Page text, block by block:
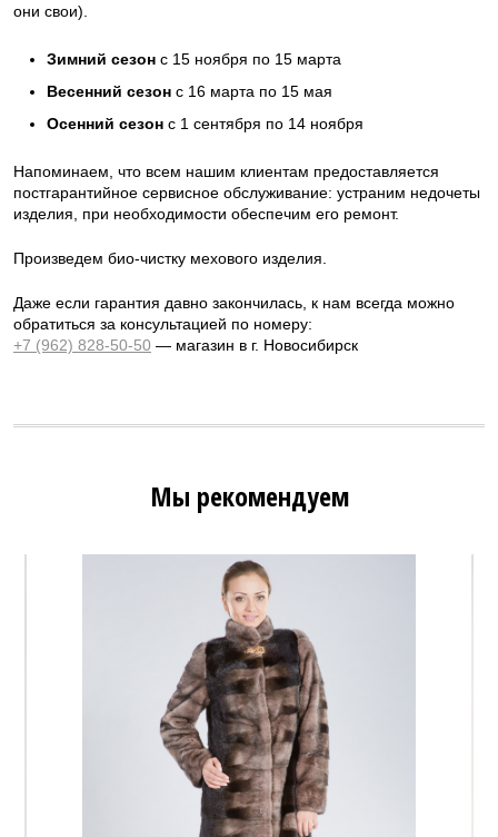
они свои).
Зимний сезон с 15 ноября по 15 марта
Весенний сезон с 16 марта по 15 мая
Осенний сезон с 1 сентября по 14 ноября
Напоминаем, что всем нашим клиентам предоставляется
постгарантийное сервисное обслуживание: устраним недочеты
изделия, при необходимости обеспечим его ремонт.
Произведем био-чистку мехового изделия.
Даже если гарантия давно закончилась, к нам всегда можно
обратиться за консультацией по номеру:
+7 (962) 828-50-50 — магазин в г. Новосибирск
Мы рекомендуем